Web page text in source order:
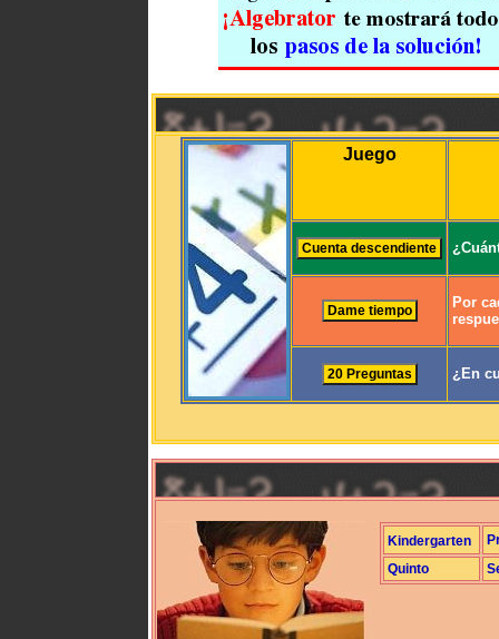
Juego
Por
¿En
Kindergarten
Quinto